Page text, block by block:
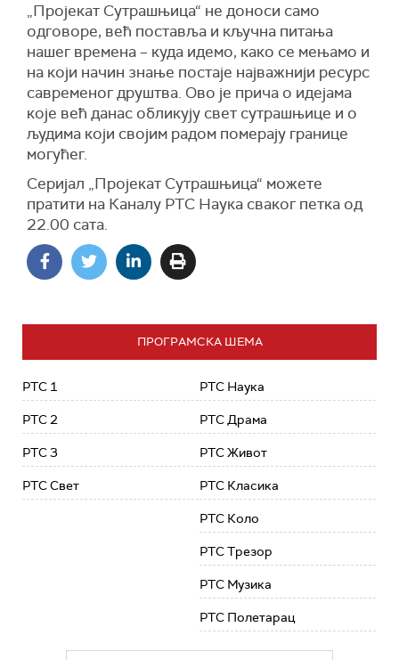
„Пројекат Сутрашњица“ не доноси само
одговоре, већ поставља и кључна питања
нашег времена – куда идемо, како се мењамо и
на који начин знање постаје најважнији ресурс
савременог друштва. Ово је прича о идејама
које већ данас обликују свет сутрашњице и о
људима који својим радом померају границе
могућег.
Серијал „Пројекат Сутрашњица“ можете
пратити на Каналу РТС Наука сваког петка од
22.00 сата.
ПРОГРАМСКА ШЕМА
РТС 1
РТС 2
РТС 3
РТС Свет
РТС Наука
РТС Драма
РТС Живот
РТС Класика
РТС Коло
РТС Трезор
РТС Музика
РТС Полетарац